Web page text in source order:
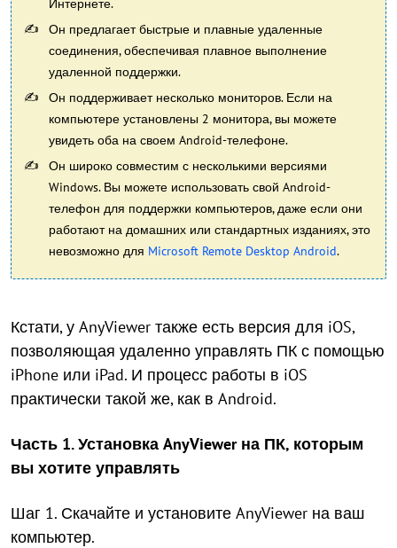
Интернете.
Он предлагает быстрые и плавные удаленные
соединения, обеспечивая плавное выполнение
удаленной поддержки.
Он поддерживает несколько мониторов. Если на
компьютере установлены 2 монитора, вы можете
увидеть оба на своем Android-телефоне.
Он широко совместим с несколькими версиями
Windows. Вы можете использовать свой Android-
телефон для поддержки компьютеров, даже если они
работают на домашних или стандартных изданиях, это
невозможно для Microsoft Remote Desktop Android.
Кстати, у AnyViewer также есть версия для iOS,
позволяющая удаленно управлять ПК с помощью
iPhone или iPad. И процесс работы в iOS
практически такой же, как в Android.
Часть 1. Установка AnyViewer на ПК, которым
вы хотите управлять
Шаг 1. Скачайте и установите AnyViewer на ваш
компьютер.